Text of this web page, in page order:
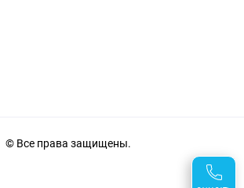
© Все права защищены.